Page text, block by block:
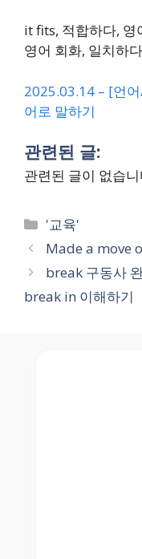
it fits, 적합하다, 영
영어 회화, 일치하
2025.03.14 – [언
어로 말하기
관련된 글:
관련된 글이 없습니
Categories
'교육'
Made a move
break 구동사
break in 이해하기